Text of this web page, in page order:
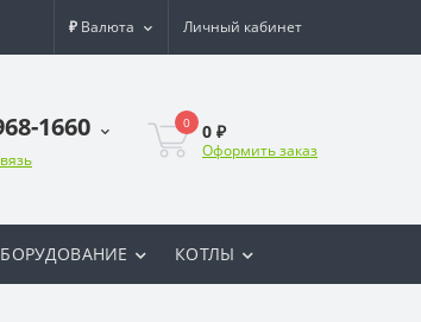
₽ Валюта Личный кабинет
1660 0 0 ₽
Оформить заказ
КОТЛЫ